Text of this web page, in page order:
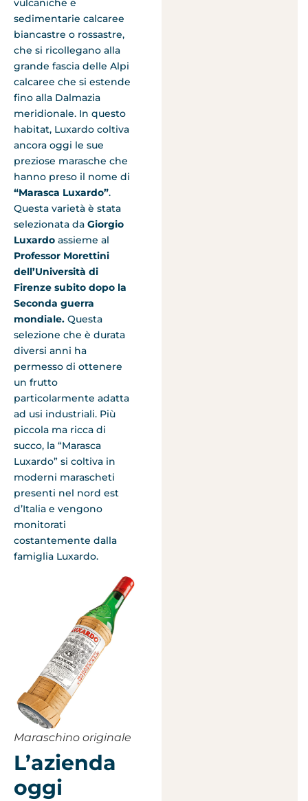
vulcaniche e
sedimentarie calcaree
biancastre o rossastre,
che si ricollegano alla
grande fascia delle Alpi
calcaree che si estende
fino alla Dalmazia
meridionale. In questo
habitat, Luxardo coltiva
ancora oggi le sue
preziose marasche che
hanno preso il nome di
“Marasca Luxardo”.
Questa varietà è stata
selezionata da Giorgio
Luxardo assieme al
Professor Morettini
dell’Università di
Firenze subito dopo la
Seconda guerra
mondiale. Questa
selezione che è durata
diversi anni ha
permesso di ottenere
un frutto
particolarmente adatta
ad usi industriali. Più
piccola ma ricca di
succo, la “Marasca
Luxardo” si coltiva in
moderni marascheti
presenti nel nord est
d’Italia e vengono
monitorati
costantemente dalla
famiglia Luxardo.
Maraschino originale
L’azienda
oggi